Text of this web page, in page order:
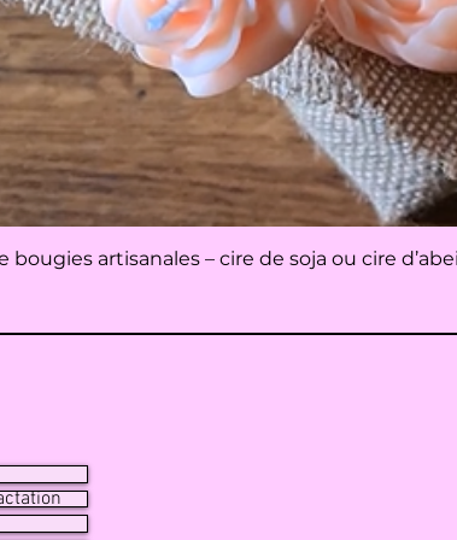
Aperçu
bougies artisanales – cire de soja ou cire